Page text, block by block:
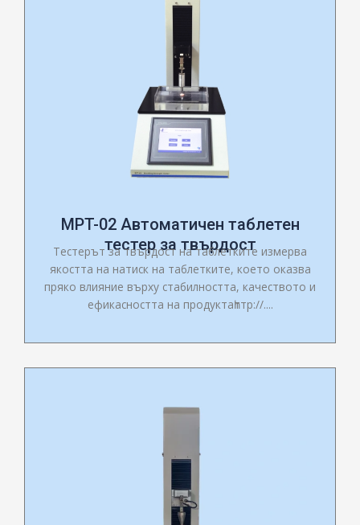
MPT-02 Автоматичен таблетен
тестер за твърдост
Тестерът за твърдост на таблетките измерва
якостта на натиск на таблетките, което оказва
пряко влияние върху стабилността, качеството и
ефикасността на продуктаһттр://....